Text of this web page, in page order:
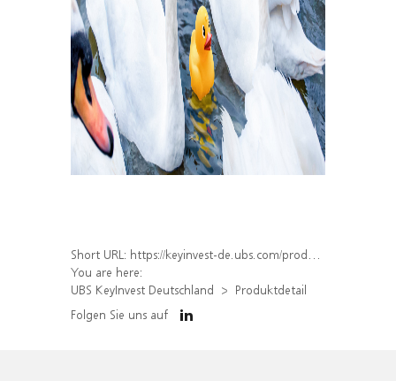
Short URL: https://keyinvest-de.ubs.com/produkt/detail/index/isin/DE000WA6M0Y8
You are here:
UBS KeyInvest Deutschland
Produktdetail
Folgen Sie uns auf